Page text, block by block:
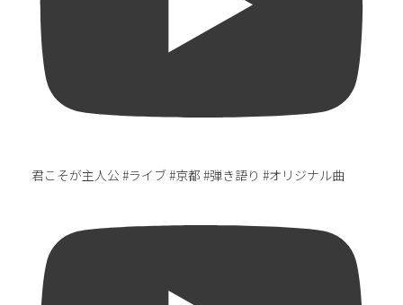
君こそが主人公 #ライブ #京都 #弾き語り #オリジナル曲